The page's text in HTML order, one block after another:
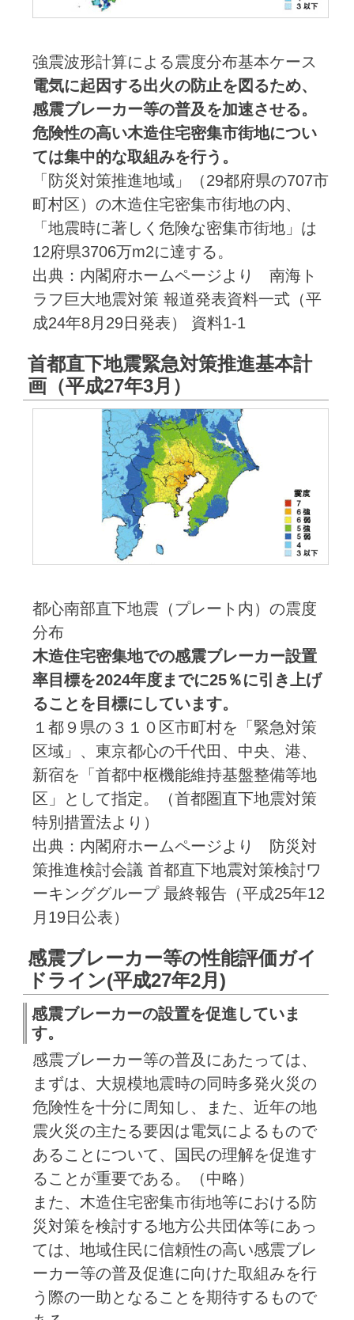
強震波形計算による震度分布基本ケース
電気に起因する出火の防止を図るため、
感震ブレーカー等の普及を加速させる。
危険性の高い木造住宅密集市街地につい
ては集中的な取組みを行う。
「防災対策推進地域」（29都府県の707市
町村区）の木造住宅密集市街地の内、
「地震時に著しく危険な密集市街地」は
12府県3706万m2に達する。
出典：内閣府ホームページより 南海ト
ラフ巨大地震対策 報道発表資料一式（平
成24年8月29日発表） 資料1-1
首都直下地震緊急対策推進基本計
画（平成27年3月）
都心南部直下地震（プレート内）の震度
分布
木造住宅密集地での感震ブレーカー設置
率目標を2024年度までに25％に引き上げ
ることを目標にしています。
１都９県の３１０区市町村を「緊急対策
区域」、東京都心の千代田、中央、港、
新宿を「首都中枢機能維持基盤整備等地
区」として指定。（首都圏直下地震対策
特別措置法より）
出典：内閣府ホームページより 防災対
策推進検討会議 首都直下地震対策検討ワ
ーキンググループ 最終報告（平成25年12
月19日公表）
感震ブレーカー等の性能評価ガイ
ドライン(平成27年2月)
感震ブレーカーの設置を促進していま
す。
感震ブレーカー等の普及にあたっては、
まずは、大規模地震時の同時多発火災の
危険性を十分に周知し、また、近年の地
震火災の主たる要因は電気によるもので
あることについて、国民の理解を促進す
ることが重要である。（中略）
また、木造住宅密集市街地等における防
災対策を検討する地方公共団体等にあっ
ては、地域住民に信頼性の高い感震ブレ
ーカー等の普及促進に向けた取組みを行
う際の一助となることを期待するもので